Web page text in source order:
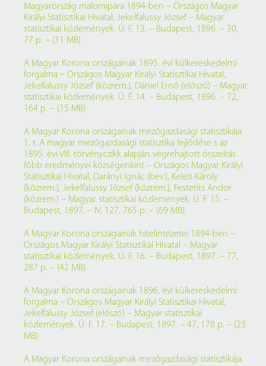
Magyarország malomipara 1894-ben – Országos Magyar
Királyi Statisztikai Hivatal, Jekelfalussy József – Magyar
statisztikai közlemények. Ú. F. 13. – Budapest, 1896. – 30,
77 p. – (11 MB)
A Magyar Korona országainak 1895. évi külkereskedelmi
forgalma – Országos Magyar Királyi Statisztikai Hivatal,
Jekelfalussy József (közrem.), Dániel Ernő (előszó) – Magyar
statisztikai közlemények. Ú. F. 14. – Budapest, 1896. – 72,
164 p. – (15 MB)
A Magyar Korona országainak mezőgazdasági statisztikája.
1. r. A magyar mezőgazdasági statisztika fejlődése s az
1895. évi VIII. törvényczikk alapján végrehajtott összeírás
főbb eredményei községenkint – Országos Magyar Királyi
Statisztikai Hivatal, Darányi Ignác (bev.), Keleti Károly
(közrem.), Jekelfalussy József (közrem.), Festetits Andor
(közrem.) – Magyar statisztikai közlemények. Ú. F. 15. –
Budapest, 1897. – IV, 127, 765 p. – (69 MB)
A Magyar Korona országainak hitelintézetei 1894-ben –
Országos Magyar Királyi Statisztikai Hivatal – Magyar
statisztikai közlemények. Ú. F. 16. – Budapest, 1897. – 77,
287 p. – (42 MB)
A Magyar Korona országainak 1896. évi külkereskedelmi
forgalma – Országos Magyar Királyi Statisztikai Hivatal,
Jekelfalussy József (előszó) – Magyar statisztikai
közlemények. Ú. F. 17. – Budapest, 1897. – 47, 178 p. – (23
MB)
A Magyar Korona országainak mezőgazdasági statisztikája.